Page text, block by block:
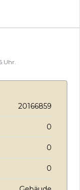
Uhr.
20166859
0
0
0